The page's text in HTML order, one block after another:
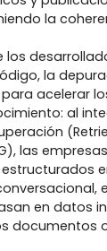
de
al
de
complejos a
de
y
la
los